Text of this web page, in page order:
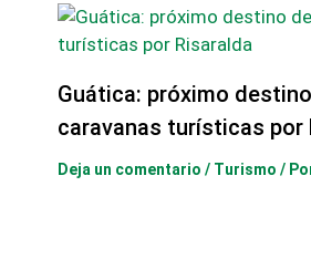
Guática: próximo
caravanas turísticas por
Deja un comentario / Turismo /